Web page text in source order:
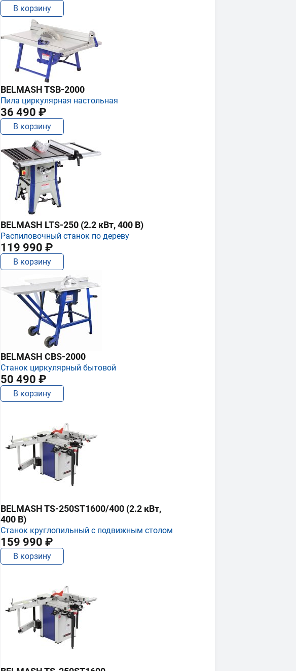
В корзину
BELMASH TSB-2000
Пила циркулярная настольная
36 490 ₽
В корзину
BELMASH LTS-250 (2.2 кВт, 400 В)
Распиловочный станок по дереву
119 990 ₽
В корзину
BELMASH CBS-2000
Станок циркулярный бытовой
50 490 ₽
В корзину
BELMASH TS-250ST1600/400 (2.2 кВт,
400 В)
Станок круглопильный с подвижным столом
159 990 ₽
В корзину